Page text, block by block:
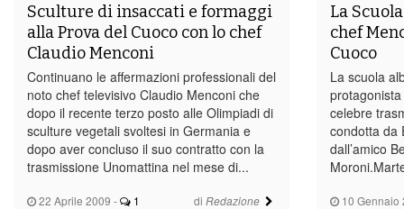
22 Aprile 2009 - 1 di Redazione
Sculture di insaccati e formaggi
alla Prova del Cuoco con lo chef
Claudio Menconi
Continuano le affermazioni professionali del
noto chef televisivo Claudio Menconi che
dopo il recente terzo posto alle Olimpiadi di
sculture vegetali svoltesi in Germania e
dopo aver concluso il suo contratto con la
trasmissione Unomattina nel mese di...
10 Gennaio
La
chef
Cuoco
La scuola
celebre
condotta da
dall’amico